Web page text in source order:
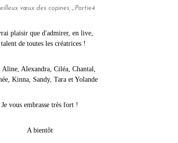
vœux des copines,_Partie4
plaisir que d'admirer, en live,
de toutes les créatrices !
Aline, Alexandra, Ciléa, Chantal,
Kinna, Sandy, Tara et Yolande
Je vous embrasse très fort !
A bientôt